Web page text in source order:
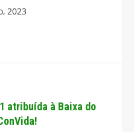
2023
atribuída à Baixa do